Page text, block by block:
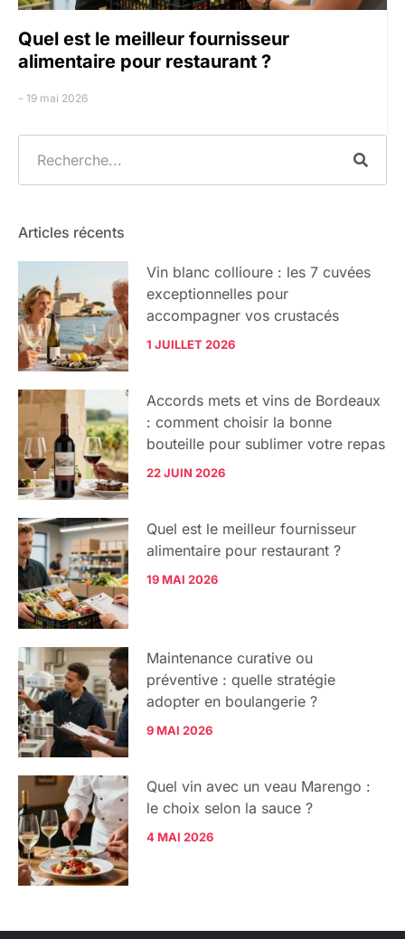
Quel est le meilleur fournisseur
alimentaire pour restaurant ?
19 mai 2026
Articles récents
Vin blanc collioure : les 7 cuvées
exceptionnelles pour
accompagner vos crustacés
1 JUILLET 2026
Accords mets et vins de Bordeaux
: comment choisir la bonne
bouteille pour sublimer votre repas
22 JUIN 2026
Quel est le meilleur fournisseur
alimentaire pour restaurant ?
19 MAI 2026
Maintenance curative ou
préventive : quelle stratégie
adopter en boulangerie ?
9 MAI 2026
Quel vin avec un veau Marengo :
le choix selon la sauce ?
4 MAI 2026